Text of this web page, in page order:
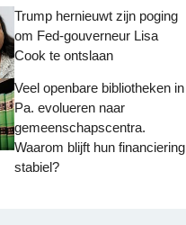
Trump hernieuwt zijn poging
om Fed-gouverneur Lisa
Cook te ontslaan
Veel openbare bibliotheken in
Pa. evolueren naar
gemeenschapscentra.
Waarom blijft hun financiering
stabiel?